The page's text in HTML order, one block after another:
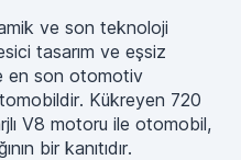
ve son teknoloji
tasarım ve eşsiz
en son otomotiv
Kükreyen 720
V8 motoru ile otomobil,
bir kanıtıdır.